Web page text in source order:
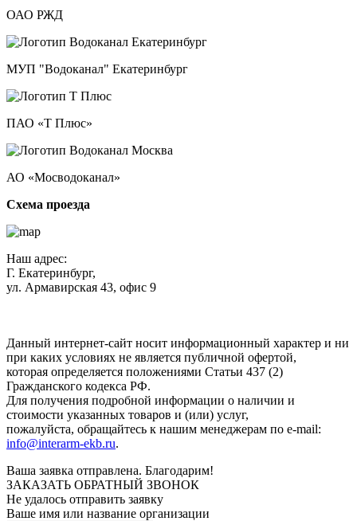
ОАО РЖД
МУП "Водоканал" Екатеринбург
ПАО «Т Плюс»
АО «Мосводоканал»
Схема проезда
Наш адрес:
Г. Екатеринбург,
ул. Армавирская 43, офис 9
Данный интернет-сайт носит информационный характер и ни
при каких условиях не является публичной офертой,
которая определяется положениями Статьи 437 (2)
Гражданского кодекса РФ.
Для получения подробной информации о наличии и
стоимости указанных товаров и (или) услуг,
пожалуйста, обращайтесь к нашим менеджерам по e-mail:
info@interarm-ekb.ru.
Ваша заявка отправлена. Благодарим!
ЗАКАЗАТЬ ОБРАТНЫЙ ЗВОНОК
Не удалось отправить заявку
Ваше имя или название организации